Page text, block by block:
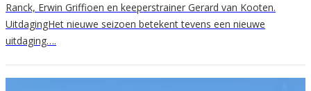
Ranck, Erwin Griffioen en keeperstrainer Gerard van Kooten.
UitdagingHet nieuwe seizoen betekent tevens een nieuwe
uitdaging….